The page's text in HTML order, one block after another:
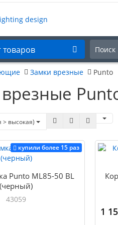
товаров
Замки врезные Punto
> высокая)
купили более 15 раз
Punto ML85-50 BL
(черный)
43059
1